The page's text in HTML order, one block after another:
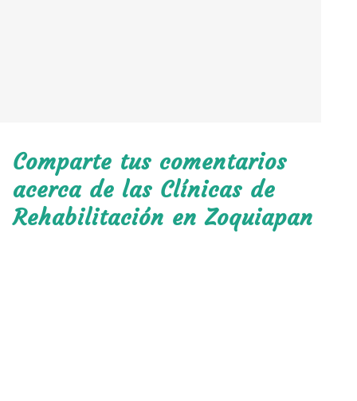
Comparte tus comentarios
acerca de las Clínicas de
Rehabilitación en Zoquiapan